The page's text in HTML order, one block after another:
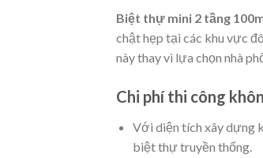
Biệt thự mini 2 tầng
chật hẹp tại các khu vực
này thay vì lựa chọn nhà
Chi phí thi công
Với diện tích xây dựng
biệt thự truyền thống.